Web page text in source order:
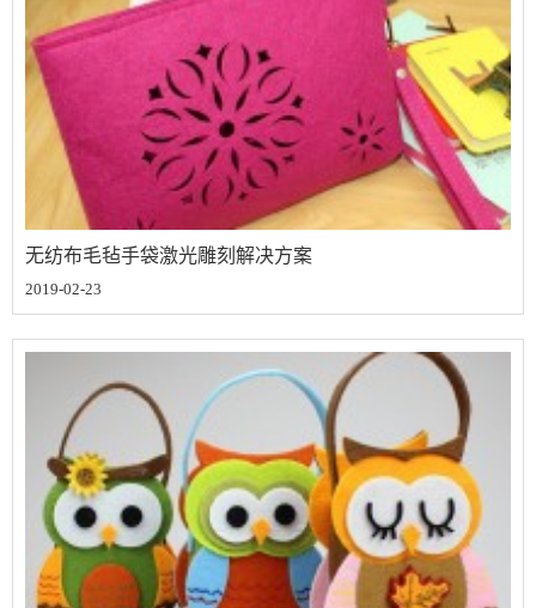
无纺布毛毡手袋激光雕刻解决方案
2019-02-23